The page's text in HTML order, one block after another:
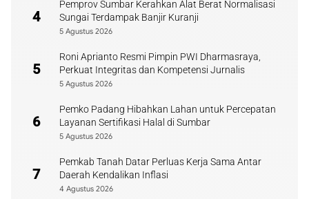
4
Pemprov Sumbar Kerahkan Alat Berat Normalisasi
Sungai Terdampak Banjir Kuranji
5 Agustus 2026
5
Roni Aprianto Resmi Pimpin PWI Dharmasraya,
Perkuat Integritas dan Kompetensi Jurnalis
5 Agustus 2026
6
Pemko Padang Hibahkan Lahan untuk Percepatan
Layanan Sertifikasi Halal di Sumbar
5 Agustus 2026
7
Pemkab Tanah Datar Perluas Kerja Sama Antar
Daerah Kendalikan Inflasi
4 Agustus 2026